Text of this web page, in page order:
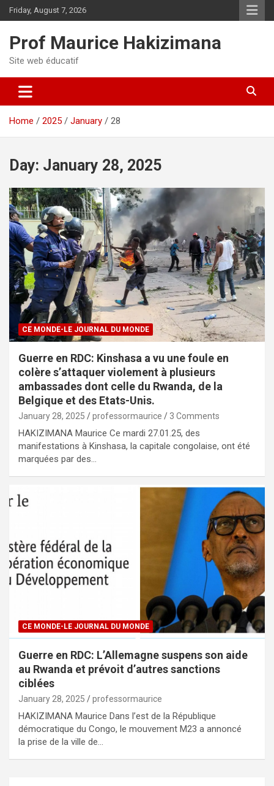
Skip
to
Friday, August 7, 2026
Prof Maurice Hakizimana
Site web éducatif
Home 2025 January 28
Day: January 28, 2025
CE MONDE-LE JOURNAL DU MONDE
Guerre en RDC: Kinshasa a vu une foule en
colère s’attaquer violement à plusieurs
ambassades dont celle du Rwanda, de la
Belgique et des Etats-Unis.
January 28, 2025 professormaurice 3 Comments
HAKIZIMANA Maurice Ce mardi 27.01.25, des
manifestations à Kinshasa, la capitale congolaise, ont été
marquées par des…
CE MONDE-LE JOURNAL DU MONDE
Guerre en RDC: L’Allemagne suspens son aide
au Rwanda et prévoit d’autres sanctions
ciblées
January 28, 2025 professormaurice
HAKIZIMANA Maurice Dans l’est de la République
démocratique du Congo, le mouvement M23 a annoncé
la prise de la ville de…